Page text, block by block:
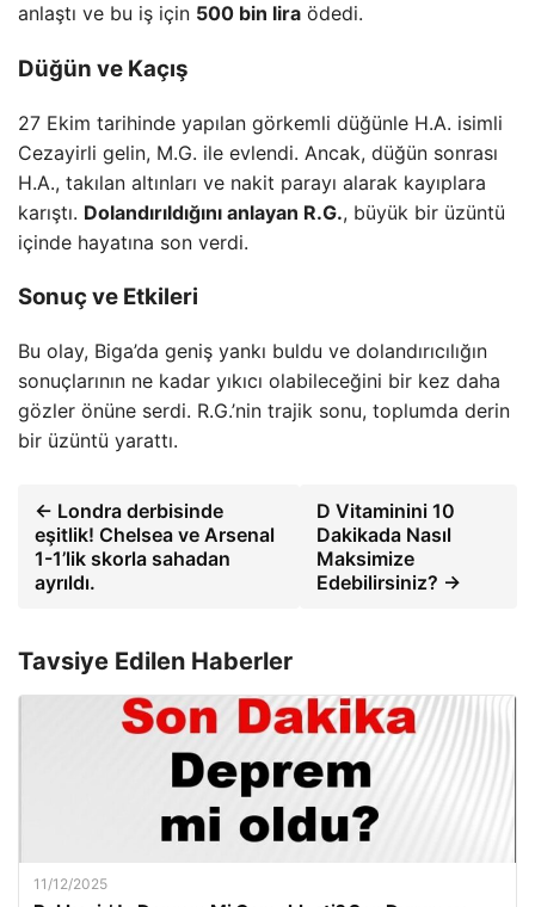
anlaştı ve bu iş için 500 bin lira ödedi.
Düğün ve Kaçış
27 Ekim tarihinde yapılan görkemli düğünle H.A. isimli
Cezayirli gelin, M.G. ile evlendi. Ancak, düğün sonrası
H.A., takılan altınları ve nakit parayı alarak kayıplara
karıştı. Dolandırıldığını anlayan R.G., büyük bir üzüntü
içinde hayatına son verdi.
Sonuç ve Etkileri
Bu olay, Biga’da geniş yankı buldu ve dolandırıcılığın
sonuçlarının ne kadar yıkıcı olabileceğini bir kez daha
gözler önüne serdi. R.G.’nin trajik sonu, toplumda derin
bir üzüntü yarattı.
← Londra derbisinde
eşitlik! Chelsea ve Arsenal
1-1’lik skorla sahadan
ayrıldı.
D Vitaminini 10
Dakikada Nasıl
Maksimize
Edebilirsiniz? →
Tavsiye Edilen Haberler
11/12/2025